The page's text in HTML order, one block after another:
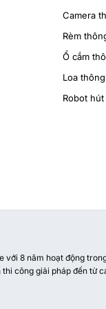
Camera
Rèm
Ổ cắm
Loa
Robot
với 8 năm hoạt động
công giải pháp đến từ